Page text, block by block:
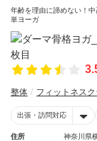
年齢を理由に諦めない！
単ヨーガ
整体 フィットネス
出張・訪問対応
住所
神奈川県